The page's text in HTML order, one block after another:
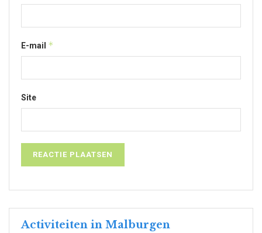
E-mail *
Site
Activiteiten in Malburgen